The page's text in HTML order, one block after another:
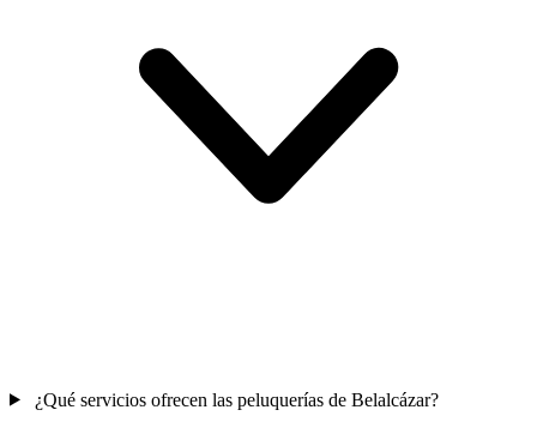
¿Qué servicios ofrecen las peluquerías de Belalcázar?